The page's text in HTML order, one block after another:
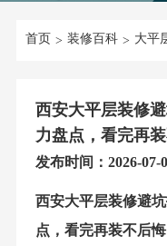
首页 > 装修百科 > 大平
西安大平层装修
力盘点，看完再
发布时间：2026-07-
西安大平层装修避
点，看完再装不后悔